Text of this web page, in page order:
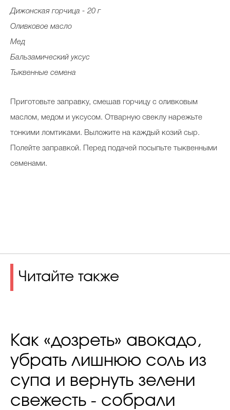
Дижонская горчица - 20 г
Оливковое масло
Мед
Бальзамический уксус
Тыквенные семена
Приготовьте заправку, смешав горчицу с оливковым
маслом, медом и уксусом. Отварную свеклу нарежьте
тонкими ломтиками. Выложите на каждый козий сыр.
Полейте заправкой. Перед подачей посыпьте тыквенными
семенами.
Читайте также
Как «дозреть» авокадо,
убрать лишнюю соль из
супа и вернуть зелени
свежесть - собрали